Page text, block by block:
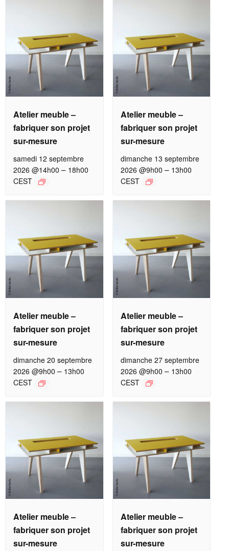
Atelier meuble –
fabriquer son projet
sur-mesure
samedi 12 septembre
2026 @14h00 – 18h00
CEST
Atelier meuble –
fabriquer son projet
sur-mesure
dimanche 13 septembre
2026 @9h00 – 13h00
CEST
Atelier meuble –
fabriquer son projet
sur-mesure
dimanche 20 septembre
2026 @9h00 – 13h00
CEST
Atelier meuble –
fabriquer son projet
sur-mesure
dimanche 27 septembre
2026 @9h00 – 13h00
CEST
Atelier meuble –
fabriquer son projet
sur-mesure
Atelier meuble –
fabriquer son projet
sur-mesure